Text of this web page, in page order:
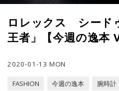
ロレックス シード
王者」【今週の逸本
2020-01-13 MON
FASHION 今週の逸本 腕時計